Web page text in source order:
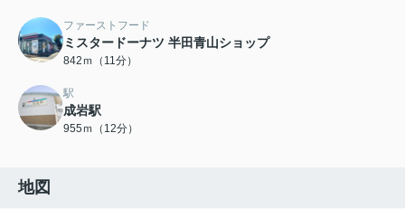
ファーストフード
ミスタードーナツ 半田青山ショップ
842ｍ（11分）
駅
成岩駅
955ｍ（12分）
地図